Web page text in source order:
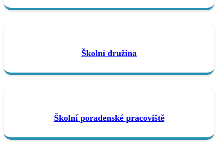
Školní družina
Školní poradenské pracoviště